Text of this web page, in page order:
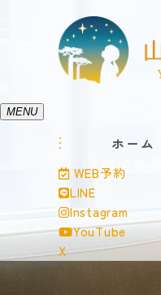
MENU
ホーム
WEB予約
LINE
Instagram
YouTube
X